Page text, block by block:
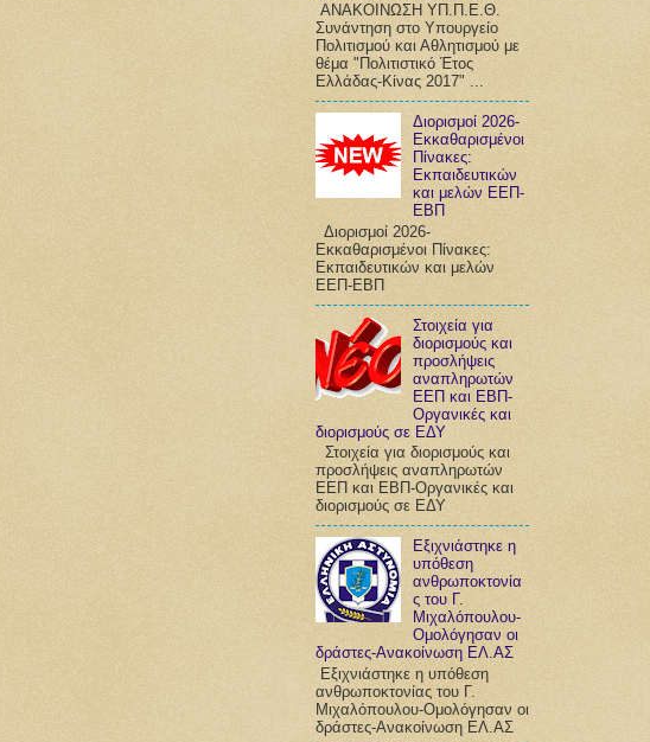
ΑΝΑΚΟΙΝΩΣΗ ΥΠ.Π.Ε.Θ.
Συνάντηση στο Υπουργείο
Πολιτισμού και Αθλητισμού με
θέμα "Πολιτιστικό Έτος
Ελλάδας-Κίνας 2017" ...
Διορισμοί 2026-
Εκκαθαρισμένοι
Πίνακες:
Εκπαιδευτικών
και μελών ΕΕΠ-
ΕΒΠ
Διορισμοί 2026-
Εκκαθαρισμένοι Πίνακες:
Εκπαιδευτικών και μελών
ΕΕΠ-ΕΒΠ
Στοιχεία για
διορισμούς και
προσλήψεις
αναπληρωτών
ΕΕΠ και ΕΒΠ-
Οργανικές και
διορισμούς σε ΕΔΥ
Στοιχεία για διορισμούς και
προσλήψεις αναπληρωτών
ΕΕΠ και ΕΒΠ-Οργανικές και
διορισμούς σε ΕΔΥ
Εξιχνιάστηκε η
υπόθεση
ανθρωποκτονία
ς του Γ.
Μιχαλόπουλου-
Ομολόγησαν οι
δράστες-Ανακοίνωση ΕΛ.ΑΣ
Εξιχνιάστηκε η υπόθεση
ανθρωποκτονίας του Γ.
Μιχαλόπουλου-Ομολόγησαν οι
δράστες-Ανακοίνωση ΕΛ.ΑΣ